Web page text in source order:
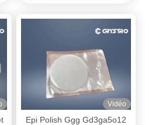
Vidéo
Epi Polish Ggg Gd3ga5o12